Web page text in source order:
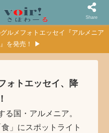
ルメフォトエッセイ『アルメニア
を発売！ ▶
ォトエッセイ、降
る国・アルメニア。
」にスポットライト
Share